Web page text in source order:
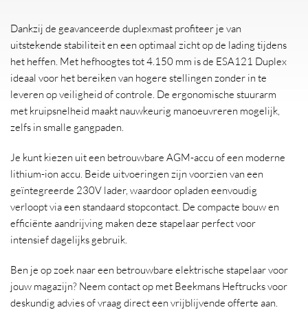
Dankzij de geavanceerde duplexmast profiteer je van
uitstekende stabiliteit en een optimaal zicht op de lading tijdens
het heffen. Met hefhoogtes tot 4.150 mm is de ESA121 Duplex
ideaal voor het bereiken van hogere stellingen zonder in te
leveren op veiligheid of controle. De ergonomische stuurarm
met kruipsnelheid maakt nauwkeurig manoeuvreren mogelijk,
zelfs in smalle gangpaden.
Je kunt kiezen uit een betrouwbare AGM-accu of een moderne
lithium-ion accu. Beide uitvoeringen zijn voorzien van een
geïntegreerde 230V lader, waardoor opladen eenvoudig
verloopt via een standaard stopcontact. De compacte bouw en
efficiënte aandrijving maken deze stapelaar perfect voor
intensief dagelijks gebruik.
Ben je op zoek naar een betrouwbare elektrische stapelaar voor
jouw magazijn? Neem contact op met Beekmans Heftrucks voor
deskundig advies of vraag direct een vrijblijvende offerte aan.